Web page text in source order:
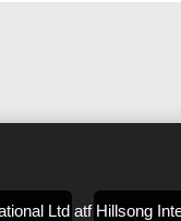
Ltd atf Hillsong